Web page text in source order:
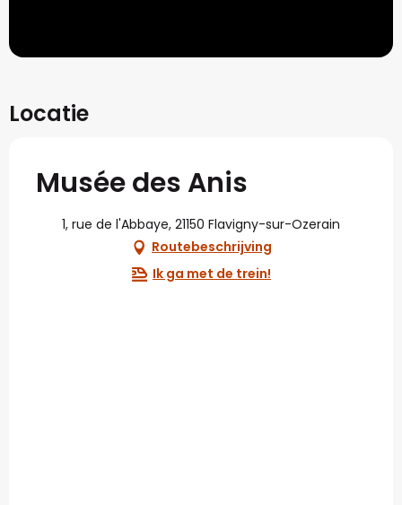
Locatie
Musée des Anis
1, rue de l'Abbaye, 21150 Flavigny-sur-Ozerain
Routebeschrijving
Ik ga met de trein!